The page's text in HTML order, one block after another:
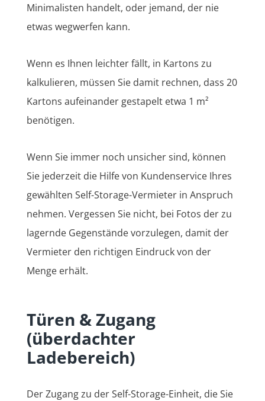
Minimalisten handelt, oder jemand, der nie
etwas wegwerfen kann.
Wenn es Ihnen leichter fällt, in Kartons zu
kalkulieren, müssen Sie damit rechnen, dass 20
Kartons aufeinander gestapelt etwa 1 m²
benötigen.
Wenn Sie immer noch unsicher sind, können
Sie jederzeit die Hilfe von Kundenservice Ihres
gewählten Self-Storage-Vermieter in Anspruch
nehmen. Vergessen Sie nicht, bei Fotos der zu
lagernde Gegenstände vorzulegen, damit der
Vermieter den richtigen Eindruck von der
Menge erhält.
Türen & Zugang
(überdachter
Ladebereich)
Der Zugang zu der Self-Storage-Einheit, die Sie